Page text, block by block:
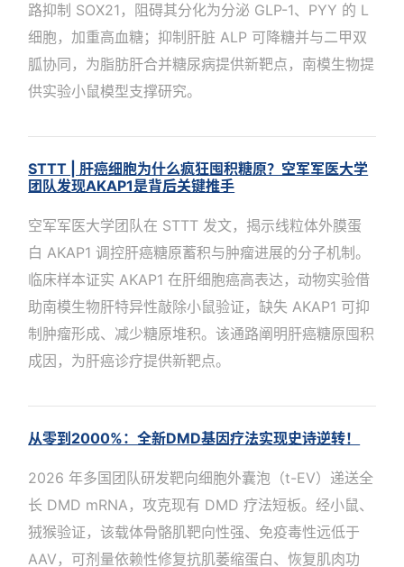
路抑制 SOX21，阻碍其分化为分泌 GLP-1、PYY 的 L
细胞，加重高血糖；抑制肝脏 ALP 可降糖并与二甲双
胍协同，为脂肪肝合并糖尿病提供新靶点，南模生物提
供实验小鼠模型支撑研究。
STTT | 肝癌细胞为什么疯狂囤积糖原？空军军医大学
团队发现AKAP1是背后关键推手
空军军医大学团队在 STTT 发文，揭示线粒体外膜蛋
白 AKAP1 调控肝癌糖原蓄积与肿瘤进展的分子机制。
临床样本证实 AKAP1 在肝细胞癌高表达，动物实验借
助南模生物肝特异性敲除小鼠验证，缺失 AKAP1 可抑
制肿瘤形成、减少糖原堆积。该通路阐明肝癌糖原囤积
成因，为肝癌诊疗提供新靶点。
从零到2000%：全新DMD基因疗法实现史诗逆转！
2026 年多国团队研发靶向细胞外囊泡（t-EV）递送全
长 DMD mRNA，攻克现有 DMD 疗法短板。经小鼠、
狨猴验证，该载体骨骼肌靶向性强、免疫毒性远低于
AAV，可剂量依赖性修复抗肌萎缩蛋白、恢复肌肉功